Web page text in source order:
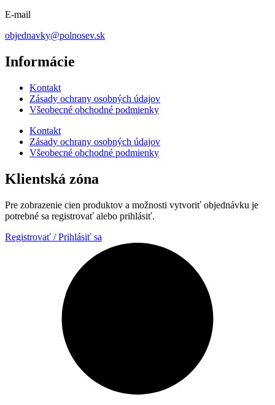
E-mail
objednavky@polnosev.sk
Informácie
Kontakt
Zásady ochrany osobných údajov
Všeobecné obchodné podmienky
Kontakt
Zásady ochrany osobných údajov
Všeobecné obchodné podmienky
Klientská zóna
Pre zobrazenie cien produktov a možnosti vytvoriť objednávku je
potrebné sa registrovať alebo prihlásiť.
Registrovať / Prihlásiť sa